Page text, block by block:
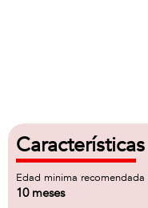
Características
Edad minima recomendada
10 meses